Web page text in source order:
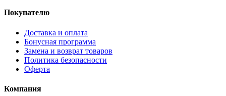
Покупателю
Доставка и оплата
Бонусная программа
Замена и возврат товаров
Политика безопасности
Оферта
Компания